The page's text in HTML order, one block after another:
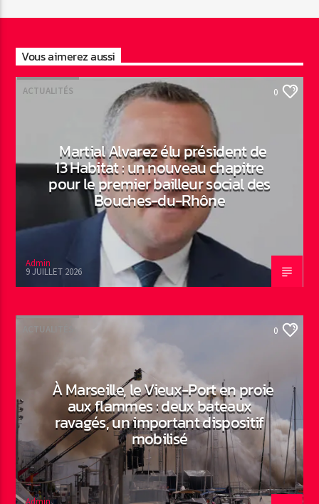
Vous aimerez aussi
ACTUALITÉS 0
Martial Alvarez élu président de
13 Habitat : un nouveau chapitre
pour le premier bailleur social des
Bouches-du-Rhône
Admin
9 JUILLET 2026
ACTUALITÉS 0
À Marseille, le Vieux-Port en proie
aux flammes : deux bateaux
ravagés, un important dispositif
mobilisé
Admin